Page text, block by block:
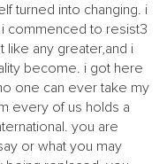
turned into changing. i
commenced to resist3
like any greater,and i
become. i got here
one can ever take my
every of us holds a
you are
or what you may